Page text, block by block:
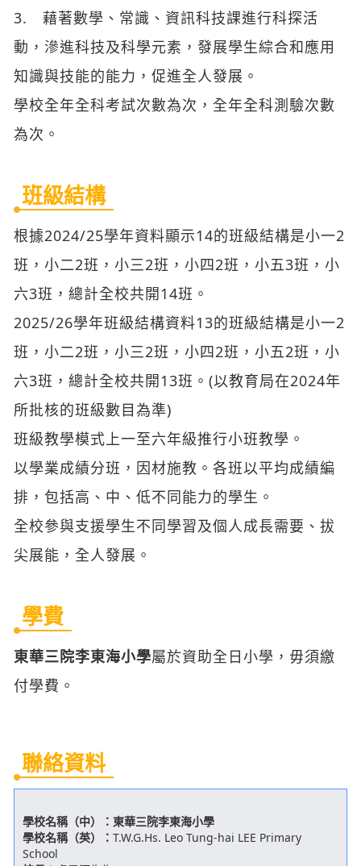
3. 藉著數學、常識、資訊科技課進行科探活
動，滲進科技及科學元素，發展學生綜合和應用
知識與技能的能力，促進全人發展。
學校全年全科考試次數為次，全年全科測驗次數
為次。
班級結構
根據2024/25學年資料顯示14的班級結構是小一2
班，小二2班，小三2班，小四2班，小五3班，小
六3班，總計全校共開14班。
2025/26學年班級結構資料13的班級結構是小一2
班，小二2班，小三2班，小四2班，小五2班，小
六3班，總計全校共開13班。(以教育局在2024年
所批核的班級數目為準)
班級教學模式上一至六年級推行小班教學。
以學業成績分班，因材施教。各班以平均成績編
排，包括高、中、低不同能力的學生。
全校參與支援學生不同學習及個人成長需要、拔
尖展能，全人發展。
學費
東華三院李東海小學屬於資助全日小學，毋須繳
付學費。
聯絡資料
學校名稱（中）： 東華三院李東海小學
學校名稱（英）： T.W.G.Hs. Leo Tung-hai LEE Primary
School